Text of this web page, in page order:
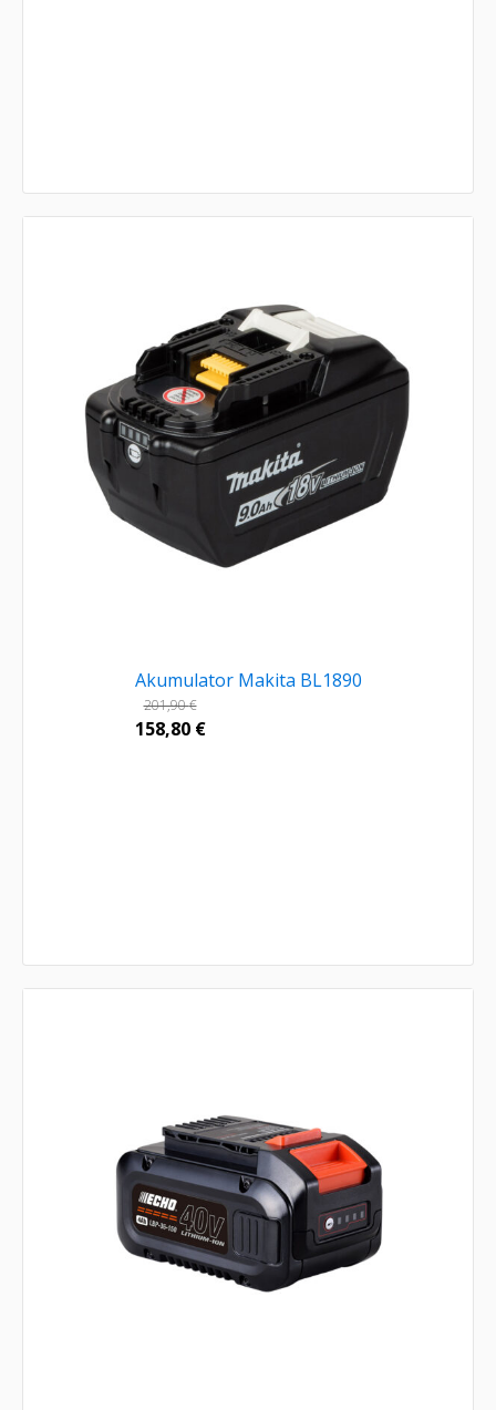
Akumulator Makita BL1890
201,90€
158,80 €